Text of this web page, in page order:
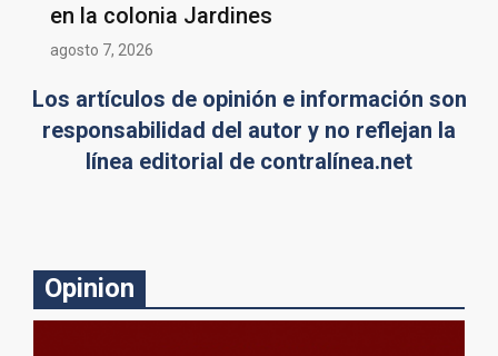
en la colonia Jardines
agosto 7, 2026
Los artículos de opinión e información son
responsabilidad del autor y no reflejan la
línea editorial de contralínea.net
Opinion